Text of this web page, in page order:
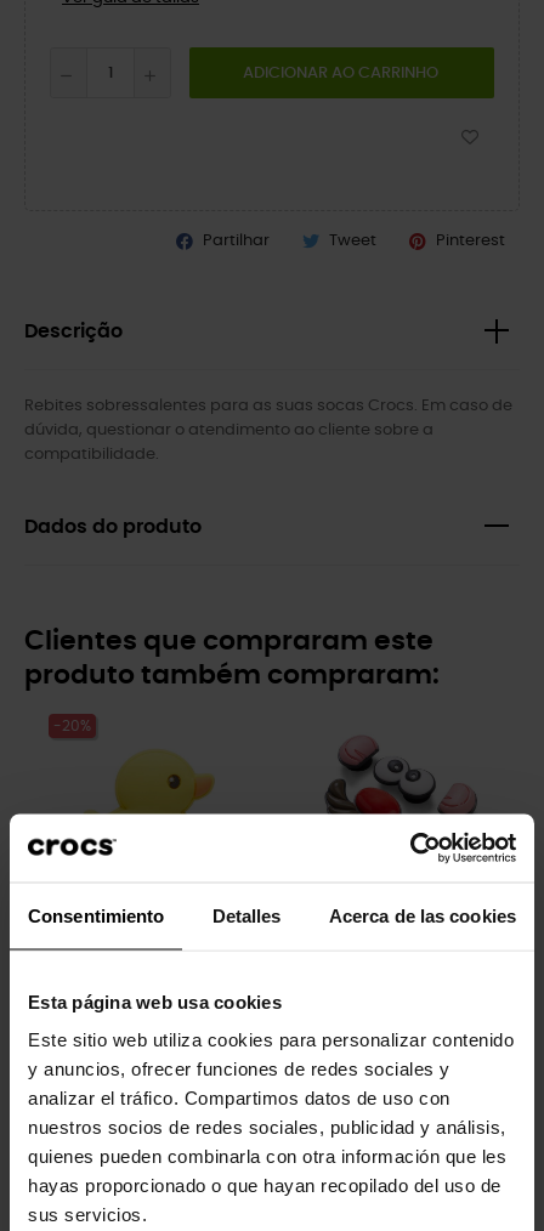
Consentimiento Detalles Acerca de las cookies
Esta página web usa cookies
Este sitio web utiliza cookies para personalizar contenido
y anuncios, ofrecer funciones de redes sociales y
analizar el tráfico. Compartimos datos de uso con
nuestros socios de redes sociales, publicidad y análisis,
quienes pueden combinarla con otra información que les
hayas proporcionado o que hayan recopilado del uso de
sus servicios.
ADICIONAR AO CARRINHO
Partilhar Tweet Pinterest
Descrição
Rebites sobressalentes para as suas socas Crocs. Em caso de
dúvida, questionar o atendimento ao cliente sobre a
compatibilidade.
Dados do produto
Clientes que compraram este
produto também compraram:
-20%
Patinho de borracha
-20% -20%